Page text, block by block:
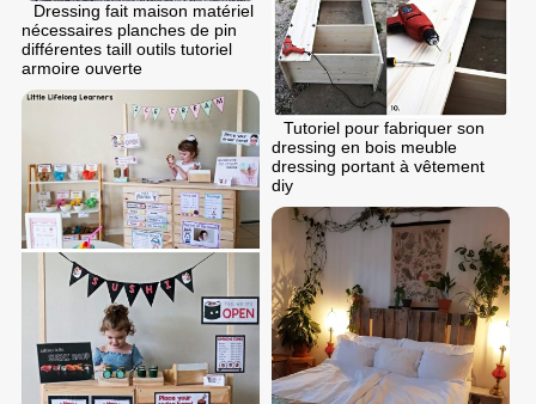
Tutoriel pour fabriquer son
dressing en bois meuble
dressing portant à vêtement
diy
Dressing fait maison matériel
nécessaires planches de pin
différentes taill outils tutoriel
armoire ouverte